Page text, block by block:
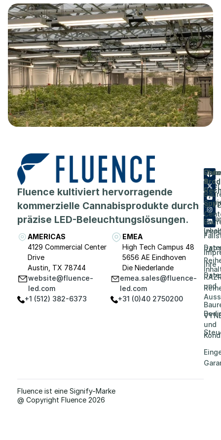
Fluence kultiviert hervorragende
kommerzielle Cannabisprodukte durch
präzise LED-Beleuchtungslösungen.
AMERICAS
4129 Commercial Center
Drive
Austin, TX 78744
website@fluence-
led.com
+1 (512) 382-6373
EMEA
High Tech Campus 48
5656 AE Eindhoven
Die Niederlande
emea.sales@fluence-
led.com
+31 (0)40 2750200
Über
&
Ihre
und
und
Fluence ist eine Signify-Marke
@ Copyright Fluence 2026